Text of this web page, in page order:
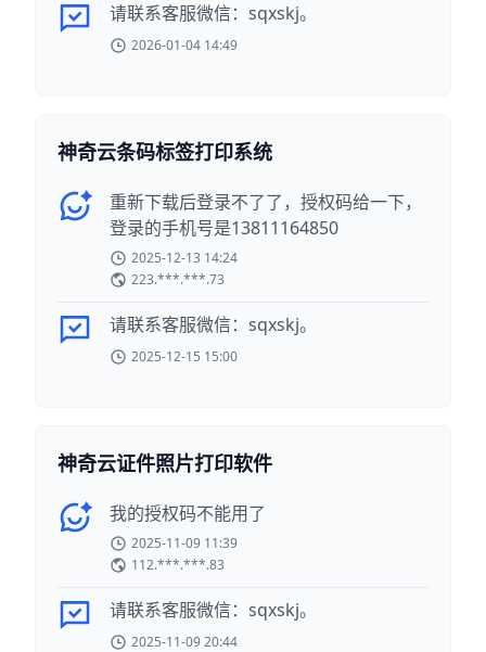
请联系客服微信：sqxskj。
2026-01-04 14:49
神奇云条码标签打印系统
重新下载后登录不了了，授权码给一下，
登录的手机号是13811164850
2025-12-13 14:24
223.***.***.73
请联系客服微信：sqxskj。
2025-12-15 15:00
神奇云证件照片打印软件
我的授权码不能用了
2025-11-09 11:39
112.***.***.83
请联系客服微信：sqxskj。
2025-11-09 20:44